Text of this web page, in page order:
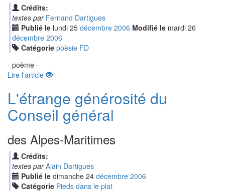
Crédits:
textes par Fernand Dartigues
Publié le lundi 25 décembre 2006 Modifié le mardi 26
décembre 2006
Catégorie poèsie FD
- poème -
Lire l'article
L'étrange générosité du
Conseil général
des Alpes-Maritimes
Crédits:
textes par Alain Dartigues
Publié le dimanche 24 décembre 2006
Catégorie Pieds dans le plat